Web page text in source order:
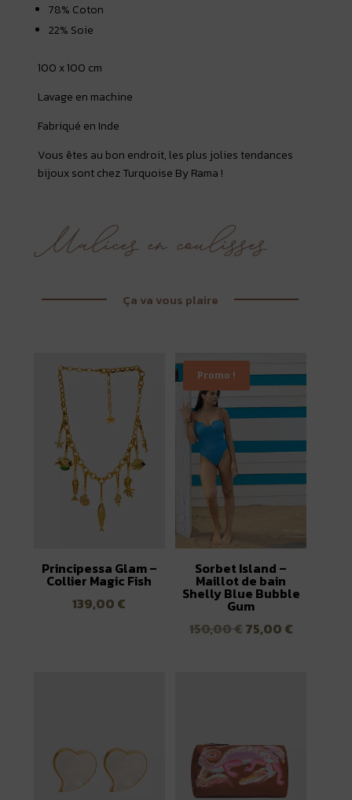
78% Coton
22% Soie
100 x 100 cm
Lavage en machine
Fabriqué en Inde
Vous êtes au bon endroit, les plus jolies tendances
bijoux sont chez Turquoise By Rama !
Ça va vous plaire
Principessa Glam –
Collier Magic Fish
139,00 €
Promo !
Sorbet Island –
Maillot de bain
Shelly Blue Bubble
Gum
150,00€ Le
75,00 €Le